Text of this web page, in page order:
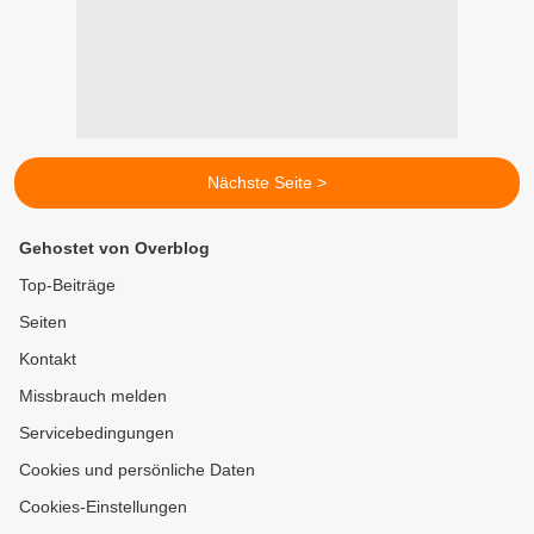
Nächste Seite >
Gehostet von Overblog
Top-Beiträge
Seiten
Kontakt
Missbrauch melden
Servicebedingungen
Cookies und persönliche Daten
Cookies-Einstellungen